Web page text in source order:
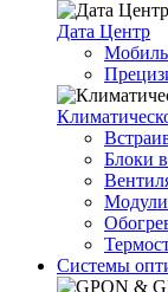
Дата Центр
Блоки
Модули
Системы